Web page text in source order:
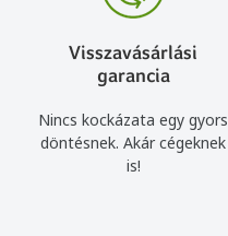
Visszavásárlási
garancia
Nincs kockázata egy gyors
döntésnek. Akár cégeknek
is!